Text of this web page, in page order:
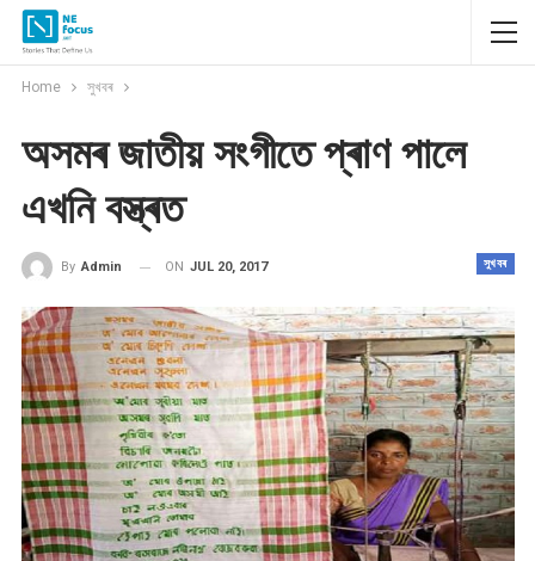
Home সুখবৰ
অসমৰ জাতীয় সংগীতে প্ৰাণ পালে
এখনি বস্ত্ৰত
সুখবৰ
By Admin ON JUL 20, 2017